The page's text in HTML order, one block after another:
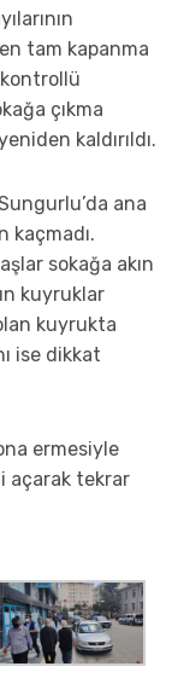
tam kapanma
çıkma
kaldırıldı.
ana
kaçmadı.
sokağa akın
kuyruklar
kuyrukta
ise dikkat
ermesiyle
açarak tekrar